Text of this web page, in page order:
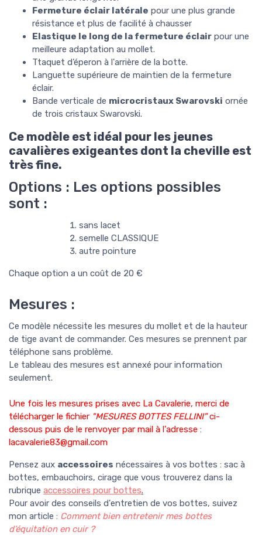
Fermeture éclair latérale pour une plus grande
résistance et plus de facilité à chausser
Elastique le long de la fermeture éclair pour une
meilleure adaptation au mollet.
Ttaquet d’éperon à l'arrière de la botte.
Languette supérieure de maintien de la fermeture
éclair.
Bande verticale de microcristaux Swarovski ornée
de trois cristaux Swarovski.
Ce modèle est idéal pour les jeunes
cavalières exigeantes dont la cheville est
très fine.
Options : Les options possibles
sont :
sans lacet
semelle CLASSIQUE
autre pointure
Chaque option a un coût de 20 €
Mesures :
Ce modèle nécessite les mesures du mollet et de la hauteur
de tige avant de commander. Ces mesures se prennent par
téléphone sans problème.
Le tableau des mesures est annexé pour information
seulement.
Une fois les mesures prises avec La Cavalerie, merci de
télécharger le fichier "MESURES BOTTES FELLINI"ci-
dessous puis de le renvoyer par mail à l'adresse :
lacavalerie83@gmail.com
Pensez aux accessoires nécessaires à vos bottes : sac à
bottes, embauchoirs, cirage que vous trouverez dans la
rubrique accessoires pour bottes.
Pour avoir des conseils d'entretien de vos bottes, suivez
mon article : Comment bien entretenir mes bottes
d’équitation en cuir ?